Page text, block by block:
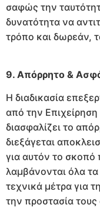
σαφώς την
δυνατότητα να
τρόπο και δωρεάν,
9. Απόρρητο &
Η διαδικασία
από την
διασφαλίζει το
διεξάγεται
για αυτόν το
λαμβάνονται όλα
τεχνικά μέτρα για
την προστασία τους